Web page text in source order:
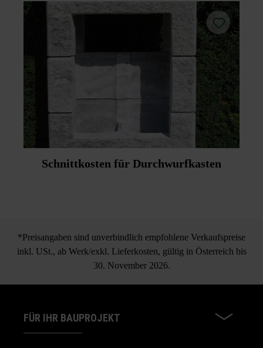
Schnittkosten für Durchwurfkasten
*Preisangaben sind unverbindlich empfohlene Verkaufspreise
inkl. USt., ab Werk/exkl. Lieferkosten, gültig in Österreich bis
30. November 2026.
FÜR IHR BAUPROJEKT